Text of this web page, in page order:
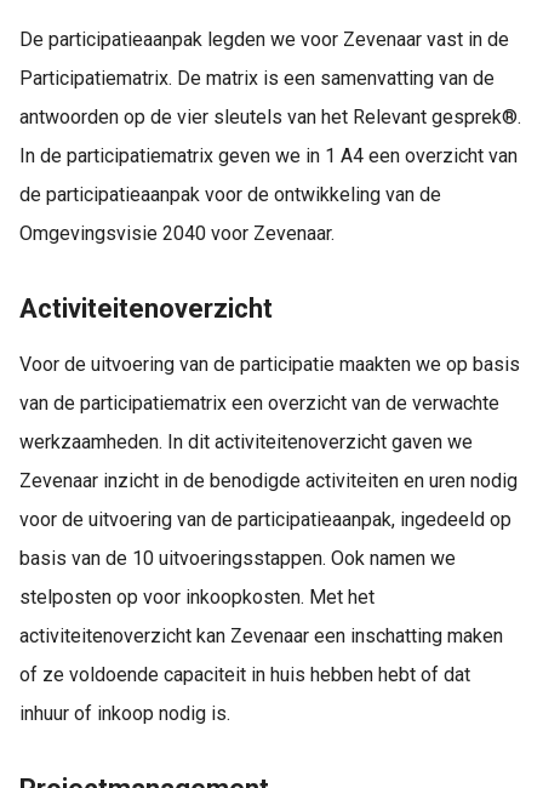
De participatieaanpak legden we voor Zevenaar vast in de
Participatiematrix. De matrix is een samenvatting van de
antwoorden op de vier sleutels van het Relevant gesprek®.
In de participatiematrix geven we in 1 A4 een overzicht van
de participatieaanpak voor de ontwikkeling van de
Omgevingsvisie 2040 voor Zevenaar.
Activiteitenoverzicht
Voor de uitvoering van de participatie maakten we op basis
van de participatiematrix een overzicht van de verwachte
werkzaamheden. In dit activiteitenoverzicht gaven we
Zevenaar inzicht in de benodigde activiteiten en uren nodig
voor de uitvoering van de participatieaanpak, ingedeeld op
basis van de 10 uitvoeringsstappen. Ook namen we
stelposten op voor inkoopkosten. Met het
activiteitenoverzicht kan Zevenaar een inschatting maken
of ze voldoende capaciteit in huis hebben hebt of dat
inhuur of inkoop nodig is.